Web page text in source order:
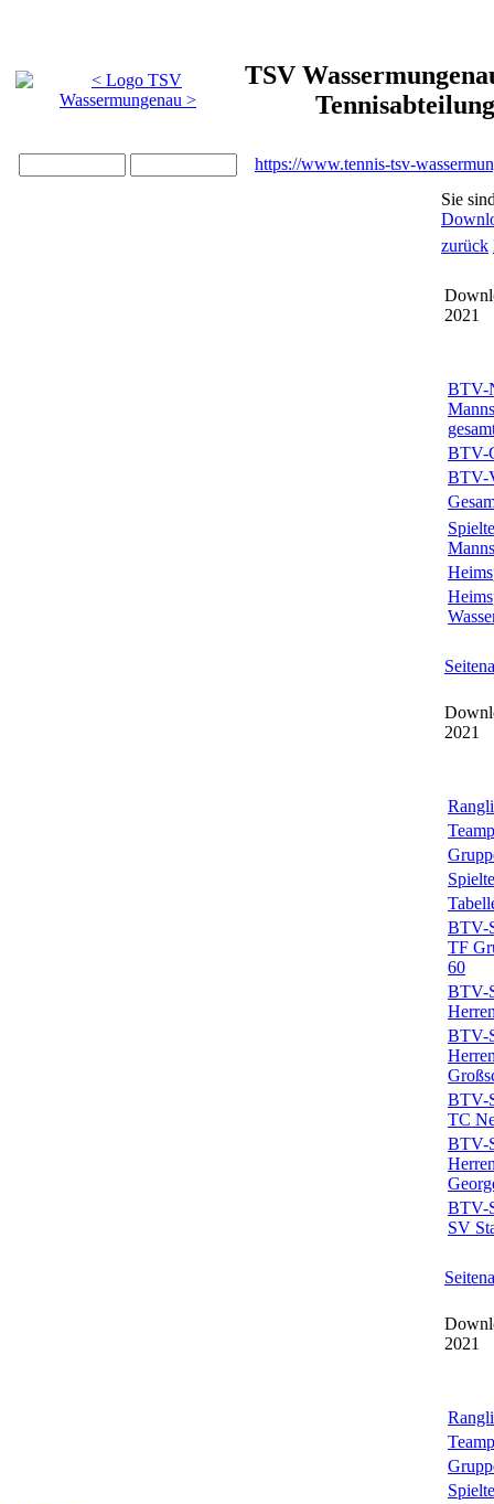
TSV
Tennisabteilung
https://www.tennis-tsv-
Sie
zurück
2021
BTV-
BTV-
BTV-
2021
BTV-
TF
60
BTV-
BTV-
BTV-
TC
BTV-
BTV-
SV
2021